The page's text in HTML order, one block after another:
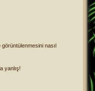
görüntülenmesini nasıl
yanlış!